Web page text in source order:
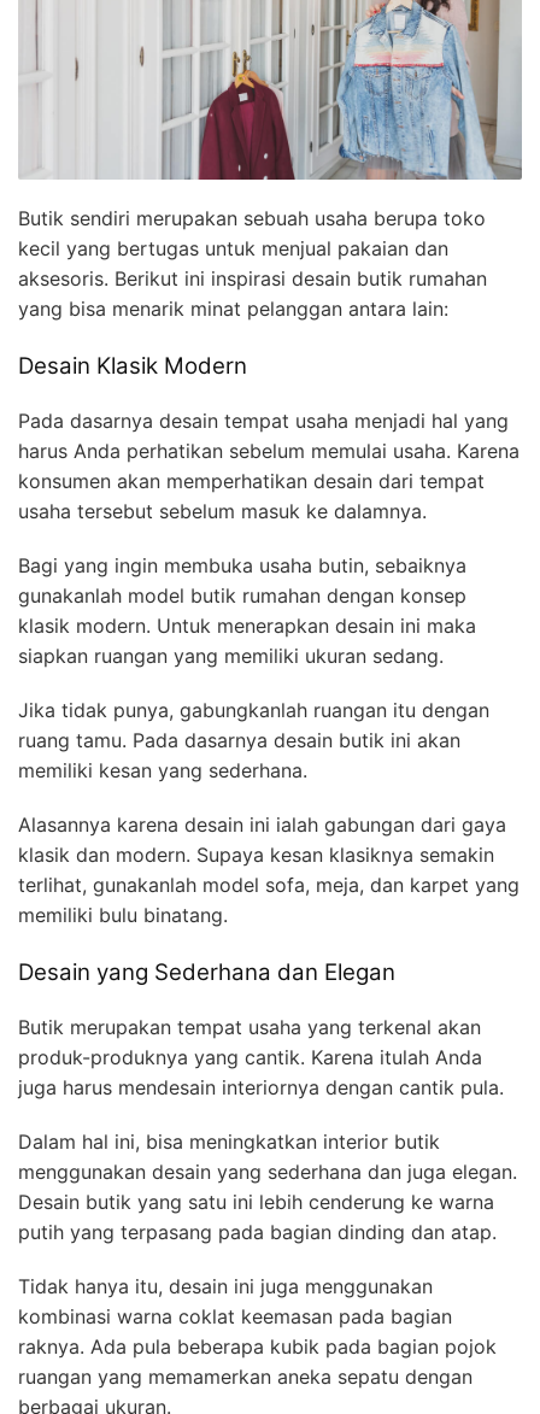
Butik sendiri merupakan sebuah usaha berupa toko
kecil yang bertugas untuk menjual pakaian dan
aksesoris. Berikut ini inspirasi desain butik rumahan
yang bisa menarik minat pelanggan antara lain:
Desain Klasik Modern
Pada dasarnya desain tempat usaha menjadi hal yang
harus Anda perhatikan sebelum memulai usaha. Karena
konsumen akan memperhatikan desain dari tempat
usaha tersebut sebelum masuk ke dalamnya.
Bagi yang ingin membuka usaha butin, sebaiknya
gunakanlah model butik rumahan dengan konsep
klasik modern. Untuk menerapkan desain ini maka
siapkan ruangan yang memiliki ukuran sedang.
Jika tidak punya, gabungkanlah ruangan itu dengan
ruang tamu. Pada dasarnya desain butik ini akan
memiliki kesan yang sederhana.
Alasannya karena desain ini ialah gabungan dari gaya
klasik dan modern. Supaya kesan klasiknya semakin
terlihat, gunakanlah model sofa, meja, dan karpet yang
memiliki bulu binatang.
Desain yang Sederhana dan Elegan
Butik merupakan tempat usaha yang terkenal akan
produk-produknya yang cantik. Karena itulah Anda
juga harus mendesain interiornya dengan cantik pula.
Dalam hal ini, bisa meningkatkan interior butik
menggunakan desain yang sederhana dan juga elegan.
Desain butik yang satu ini lebih cenderung ke warna
putih yang terpasang pada bagian dinding dan atap.
Tidak hanya itu, desain ini juga menggunakan
kombinasi warna coklat keemasan pada bagian
raknya. Ada pula beberapa kubik pada bagian pojok
ruangan yang memamerkan aneka sepatu dengan
berbagai ukuran.